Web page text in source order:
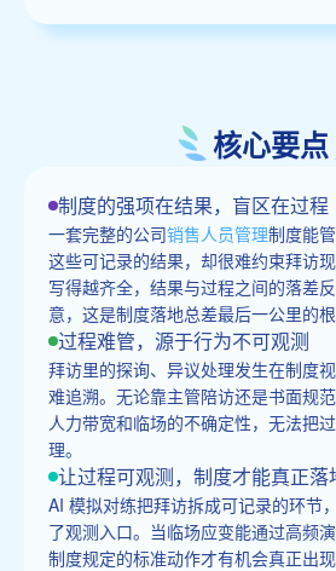
核心要点
制度的强项在结果，盲区在过程
一套完整的公司销售人员管理制度能
这些可记录的结果，却很难约束拜访
写得越齐全，结果与过程之间的落差
意，这是制度落地总差最后一公里的根
过程难管，源于行为不可观测
拜访里的探询、异议处理发生在制度
难追溯。无论靠主管陪访还是书面规
人力带宽和临场的不确定性，无法把
理。
让过程可观测，制度才能真正落
AI 模拟对练把拜访拆成可记录的环节
了观测入口。当临场应变能通过高频
制度规定的标准动作才有机会真正出现